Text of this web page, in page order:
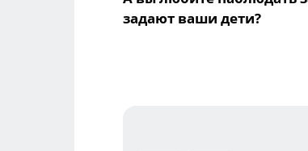
задают ваши дети?